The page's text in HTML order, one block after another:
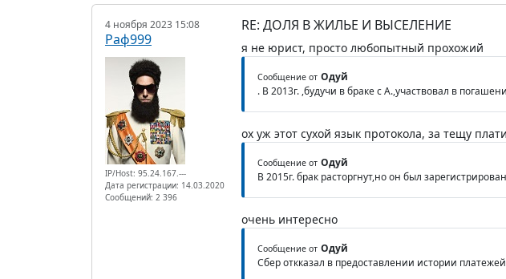
4 ноября 2023 15:08
Раф999
IP/Host: 95.24.167.---
Дата регистрации: 14.03.2020
Сообщений: 2 396
RE: ДОЛЯ В ЖИЛЬЕ И ВЫСЕЛЕНИЕ
я не юрист, просто любопытный прохожий
Сообщение от Одуй
. В 2013г. ,будучи в браке с А.,участвовал в
ох уж этот сухой язык протокола, за тещу
Сообщение от Одуй
В 2015г. брак расторгнут,но он был
очень интересно
Сообщение от Одуй
Сбер откказал в предоставлении истории